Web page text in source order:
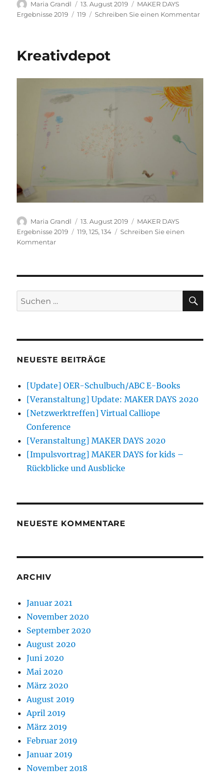
Autor
Maria Grandl
Veröffentlicht
am
13. August 2019 Kategorien
MAKER DAYS
Ergebnisse 2019
Schlagwörter
119 Schreiben Sie einen Kommentarzu
Kreativdepot
Autor
Maria Grandl
Veröffentlicht
am
13. August 2019 Kategorien
MAKER DAYS
Ergebnisse 2019
Schlagwörter
119,125,134
Schreiben Sie einen
Kommentarzu
Suchen
nach:
NEUESTE BEITRÄGE
[Update] OER-Schulbuch/ABC E-Books
[Veranstaltung] Update: MAKER DAYS 2020
[Netzwerktreffen] Virtual Calliope
Conference
[Veranstaltung] MAKER DAYS 2020
[Impulsvortrag] MAKER DAYS for kids –
Rückblicke und Ausblicke
NEUESTE KOMMENTARE
ARCHIV
Januar 2021
November 2020
September 2020
August 2020
Juni 2020
Mai 2020
März 2020
August 2019
April 2019
März 2019
Februar 2019
Januar 2019
November 2018